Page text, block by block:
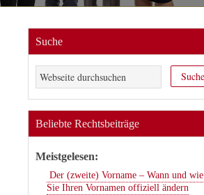
Suche
Beliebte Rechtsbeiträge
Meistgelesen:
Der (zweite) Vorname – Wann und wie
Sie Ihren Vornamen offiziell ändern